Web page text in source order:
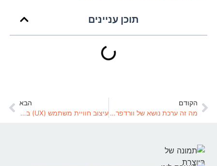
תוכן עניינים
הקודם
מה זה ערכת נושא של וורדפרס ואיך לבחור את הטובה ביותר לאתר שלך?
הבא
עיצוב חוויית משתמש (UX) בוורדפרס